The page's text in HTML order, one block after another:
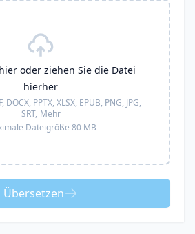
oder ziehen Sie die Datei
hierher
DOCX, PPTX, XLSX, EPUB, PNG, JPG,
SRT, Mehr
Dateigröße 80 MB
Übersetzen